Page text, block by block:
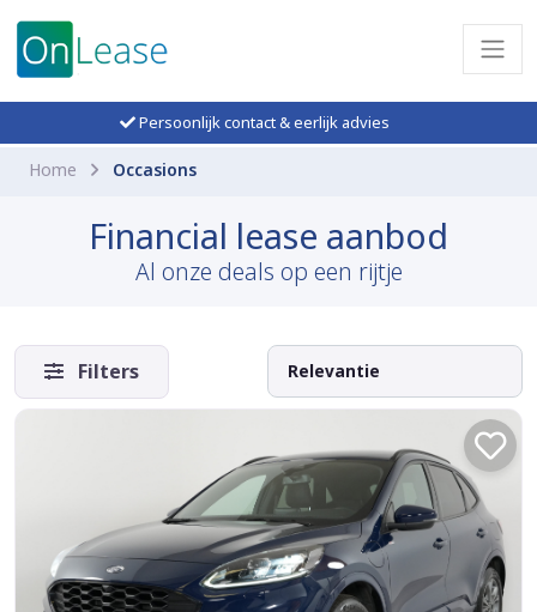
Persoonlijk contact & eerlijk advies
Home Occasions
Financial lease aanbod
Al onze deals op een rijtje
Filters